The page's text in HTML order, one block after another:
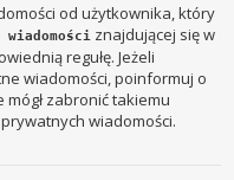
od użytkownika, który
wiadomości znajdującej się w
regułę. Jeżeli
wiadomości, poinformuj o
zabronić takiemu
wiadomości.